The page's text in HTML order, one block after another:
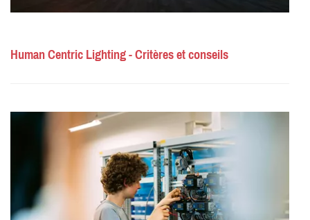
Human Centric Lighting - Critères et conseils